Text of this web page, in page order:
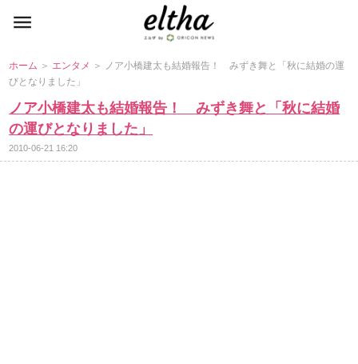
ホーム ＞ エンタメ ＞ ノア小橋建太も結婚報告！ みずき舞と「秋に結婚の運
びとなりました」
ノア小橋建太も結婚報告！ みずき舞と「秋に結婚
の運びとなりました」
2010-06-21 16:20